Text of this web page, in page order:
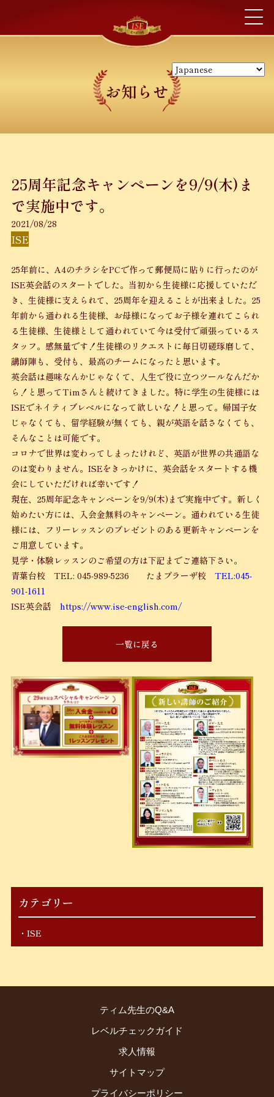
お知らせ
25周年記念キャンペーンを9/9(木)ま
で実施中です。
2021/08/28
ISE
25年前に、A4のチラシをPCで作って郵便局に貼りに行ったのが
ISE英会話のスタートでした。当初から生徒様に応援していただ
き、生徒様に支えられて、25周年を迎えることが出来ました。25
年前から通われる生徒様、お母様になってお子様を連れてこられ
る生徒様、生徒様として通われていて今は受付で頑張っているス
タッフ。感無量です！生徒様のリクエストに毎日切磋琢磨して、
講師陣も、受付も、最高のチームになったと思います。
英会話は趣味なんかじゃなくて、人生で役に立つツールなんだか
ら！と思ってTimさんと続けてきました。特に学生の生徒様には
ISEでネイティブレベルになって欲しいな！と思って。帰国子女
じゃなくても、留学経験が無くても、親が英語を話さなくても、
そんなことは可能です。
コロナで世界は変わってしまったけれど、英語が世界の共通語な
のは変わりません。ISEをきっかけに、英会話をスタートする機
会にしていただければ幸いです！
現在、25周年記念キャンペーンを9/9(木)まで実施中です。新しく
始めたい方には、入会金無料のキャンペーン。通われている生徒
様には、フリーレッスンのプレゼントのある更新キャンペーンを
ご用意しています。
見学・体験レッスンのご希望の方は下記までご連絡下さい。
青葉台校 TEL: 045-989-5236 たまプラーザ校 TEL:045-
901-1611
ISE英会話 https://www.ise-english.com/
一覧に戻る
カテゴリー
ISE
ティム先生のQ&A
レベルチェックガイド
求人情報
サイトマップ
プライバシーポリシー